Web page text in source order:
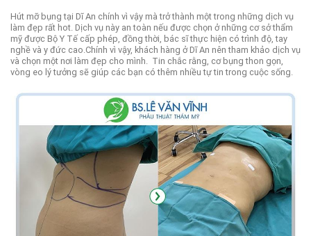
Hút mỡ bụng tại Dĩ An chính vì vậy mà trở thành một trong những dịch vụ
làm đẹp rất hot. Dịch vụ này an toàn nếu được chọn ở những cơ sở thẩm
mỹ được Bộ Y Tế cấp phép, đồng thời, bác sĩ thực hiện có trình độ, tay
nghề và y đức cao.Chính vì vậy, khách hàng ở Dĩ An nên tham khảo dịch vụ
và chọn một nơi làm đẹp cho mình. Tin chắc rằng, cơ bụng thon gọn,
vòng eo lý tưởng sẽ giúp các bạn có thêm nhiều tự tin trong cuộc sống.